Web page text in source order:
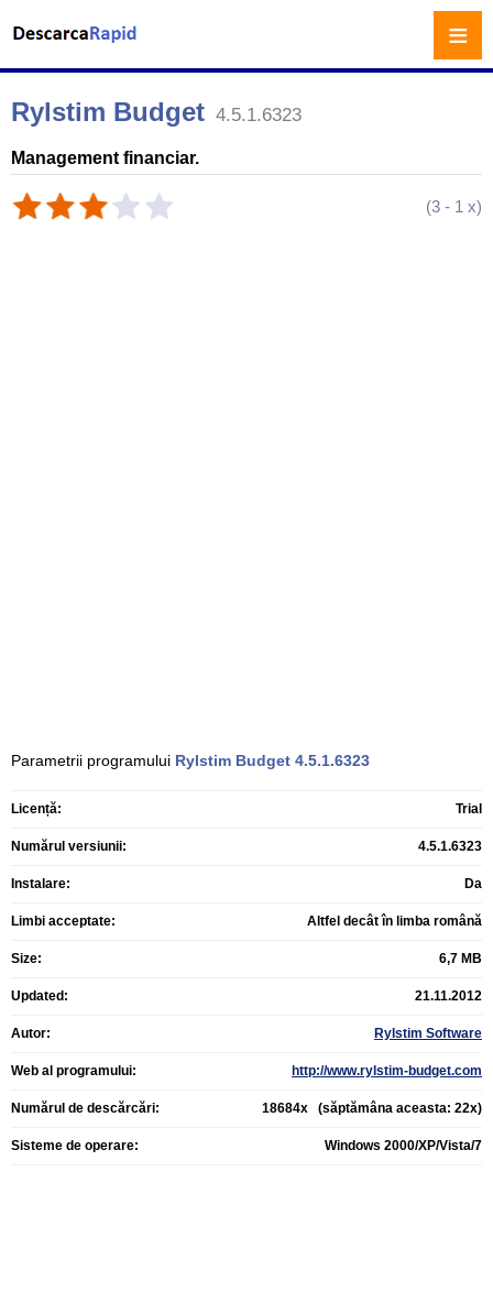
Rylstim Budget 4.5.1.6323
Management financiar.
(3 - 1 x)
Parametrii programului Rylstim Budget 4.5.1.6323
Licență: Trial
Numărul versiunii: 4.5.1.6323
Instalare: Da
Limbi acceptate: Altfel decât în limba română
Size: 6,7 MB
Updated: 21.11.2012
Autor: Rylstim Software
Web al programului: http://www.rylstim-budget.com
Numărul de descărcări: 18684x (săptămâna aceasta: 22x)
Sisteme de operare: Windows 2000/XP/Vista/7
≡